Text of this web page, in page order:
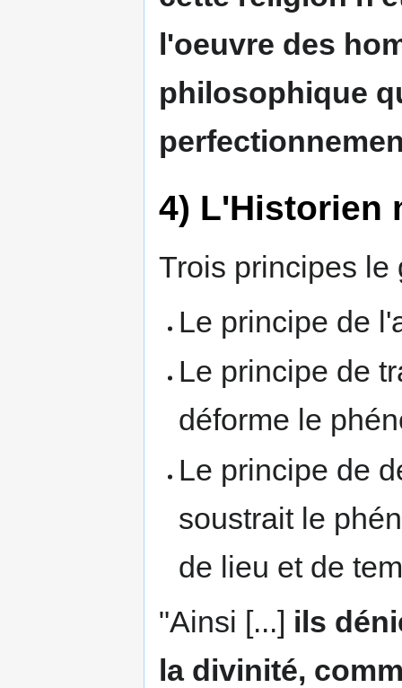
l'oeuvre des
philosophique
4) L'Historien
Trois principes le
Le principe de
Le principe de
déforme le
Le principe de
soustrait le
de lieu et de
"Ainsi [...] ils
la divinité,